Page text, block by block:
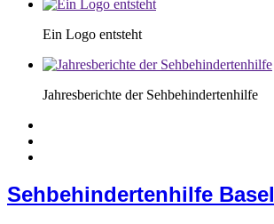
Ein Logo entsteht
Jahresberichte der Sehbehindertenhilfe
Sehbehindertenhilfe Basel